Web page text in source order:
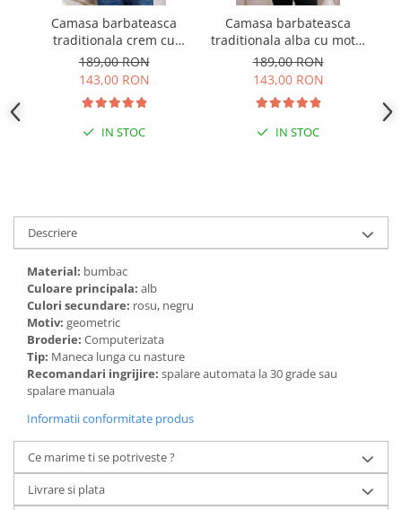
Camasa barbateasca
traditionala crem cu
motiv geometric albastru
Petru 05
189,00 RON
143,00 RON
IN STOC
Camasa barbateasca
traditionala alba cu motiv
geometric rosu Petru 07
189,00 RON
143,00 RON
IN STOC
Descriere
Material: bumbac
Culoare principala: alb
Culori secundare: rosu, negru
Motiv: geometric
Broderie: Computerizata
Tip: Maneca lunga cu nasture
Recomandari ingrijire: spalare automata la 30 grade sau
spalare manuala
Informatii conformitate produs
Ce marime ti se potriveste ?
Livrare si plata